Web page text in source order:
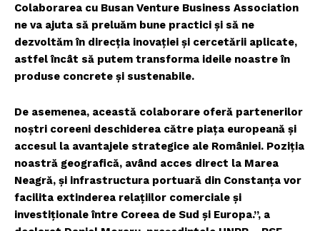
Colaborarea cu Busan Venture Business Association
ne va ajuta să preluăm bune practici și să ne
dezvoltăm în direcția inovației și cercetării aplicate,
astfel încât să putem transforma ideile noastre în
produse concrete și sustenabile.
De asemenea, această colaborare oferă partenerilor
noștri coreeni deschiderea către piața europeană și
accesul la avantajele strategice ale României. Poziția
noastră geografică, având acces direct la Marea
Neagră, și infrastructura portuară din Constanța vor
facilita extinderea relațiilor comerciale și
investiționale între Coreea de Sud și Europa.”, a